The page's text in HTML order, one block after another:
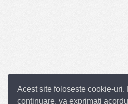
Acest site foloseste cookie-uri.
continuare, va exprimati